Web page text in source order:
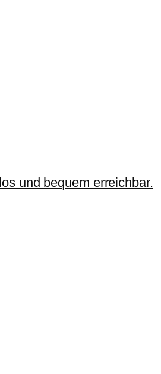
und bequem erreichbar.